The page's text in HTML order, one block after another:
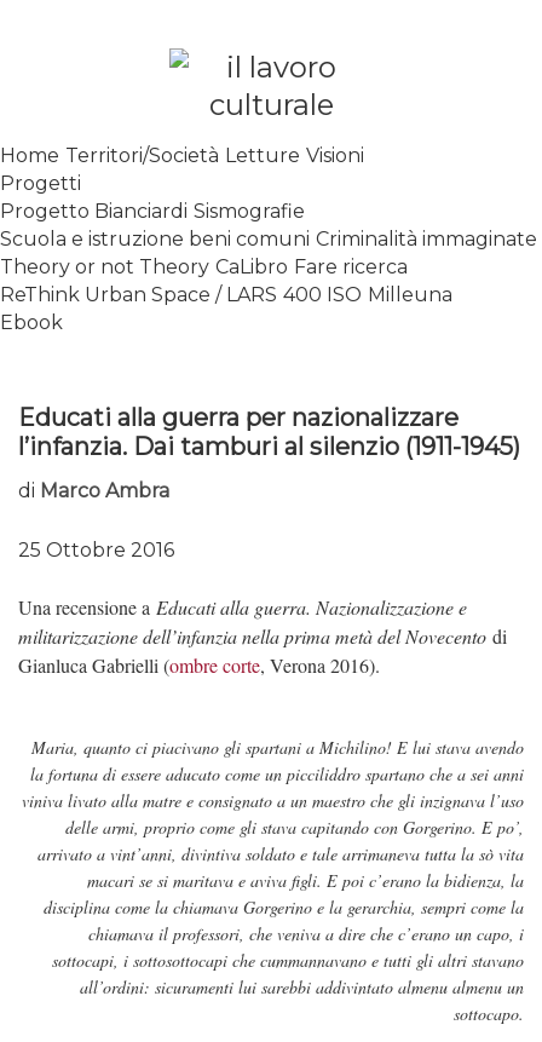
SPALANCARE LE FINESTRE DEI
CONTEMPORANEO
Home Territori/Società Letture Visioni
Progetti
Progetto Bianciardi Sismografie
Scuola e istruzione beni comuni Criminalità immaginate
Theory or not Theory CaLibro Fare ricerca
ReThink Urban Space / LARS 400 ISO Milleuna
Ebook
Educati alla guerra per nazionalizzare
l’infanzia. Dai tamburi al silenzio (1911-1945)
di Marco Ambra
25 Ottobre 2016
Una recensione a Educati alla guerra. Nazionalizzazione e
militarizzazione dell’infanzia nella prima metà del Novecento di
Gianluca Gabrielli (ombre corte, Verona 2016).
Maria, quanto ci piacivano gli spartani a Michilino! E lui stava avendo
la fortuna di essere aducato come un picciliddro spartano che a sei anni
viniva livato alla matre e consignato a un maestro che gli inzignava l’uso
delle armi, proprio come gli stava capitando con Gorgerino. E po’,
arrivato a vint’anni, divintiva soldato e tale arrimaneva tutta la sò vita
macari se si maritava e aviva figli. E poi c’erano la bidienza, la
disciplina come la chiamava Gorgerino e la gerarchia, sempri come la
chiamava il professori, che veniva a dire che c’erano un capo, i
sottocapi, i sottosottocapi che cummannavano e tutti gli altri stavano
all’ordini: sicuramenti lui sarebbi addivintato almenu almenu un
sottocapo.